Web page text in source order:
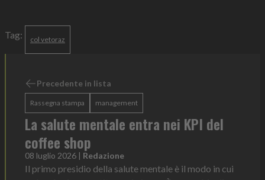
Tag: col vetoraz
Precedente in lista
Rassegna stampa management
La salute mentale entra nei KPI del
coffee shop
08 luglio 2026 | Redazione
Il primo presidio della salute mentale è il modo in cui